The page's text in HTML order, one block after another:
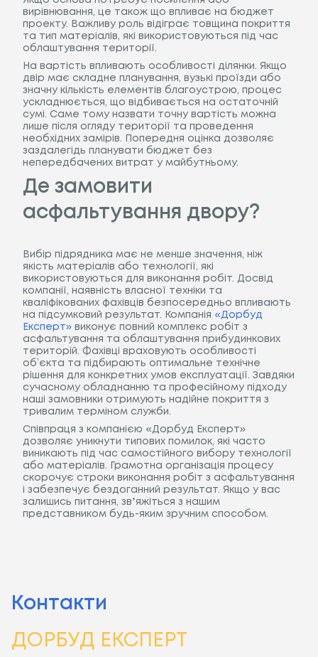
вирівнювання, це також що впливає на бюджет
проекту. Важливу роль відіграє товщина покриття
та тип матеріалів, які використовуються під час
облаштування території.
На вартість впливають особливості ділянки. Якщо
двір має складне планування, вузькі проїзди або
значну кількість елементів благоустрою, процес
ускладнюється, що відбивається на остаточній
сумі. Саме тому назвати точну вартість можна
лише після огляду території та проведення
необхідних замірів. Попередня оцінка дозволяє
заздалегідь планувати бюджет без
непередбачених витрат у майбутньому.
Де замовити
асфальтування двору?
Вибір підрядника має не менше значення, ніж
якість матеріалів або технології, які
використовуються для виконання робіт. Досвід
компанії, наявність власної техніки та
кваліфікованих фахівців безпосередньо впливають
на підсумковий результат. Компанія «Дорбуд
Експерт» виконує повний комплекс робіт з
асфальтування та облаштування прибудинкових
територій. Фахівці враховують особливості
об’єкта та підбирають оптимальне технічне
рішення для конкретних умов експлуатації. Завдяки
сучасному обладнанню та професійному підходу
наші замовники отримують надійне покриття з
тривалим терміном служби.
Співпраця з компанією «Дорбуд Експерт»
дозволяє уникнути типових помилок, які часто
виникають під час самостійного вибору технології
або матеріалів. Грамотна організація процесу
скорочує строки виконання робіт з асфальтування
і забезпечує бездоганний результат. Якщо у вас
залишись питання, звʼяжіться з нашим
представником будь-яким зручним способом.
Контакти
ДОРБУД ЕКСПЕРТ